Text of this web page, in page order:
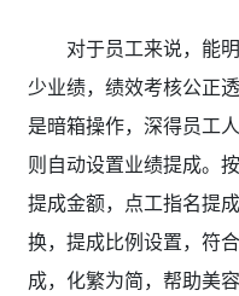
对于员工来说，能
少业绩，绩效考核公正
是暗箱操作，深得员工
则自动设置业绩提成。
提成金额，点工指名提
换，提成比例设置，符
成，化繁为简，帮助美